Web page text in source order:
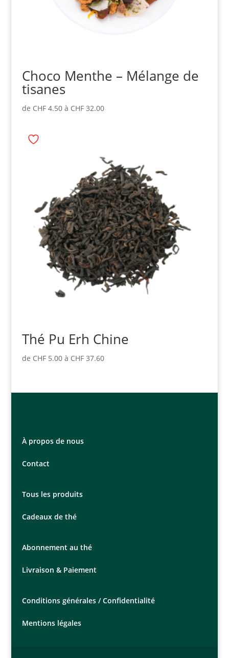
Choco Menthe – Mélange de
tisanes
de CHF4.50à CHF32.00
Thé Pu Erh Chine
de CHF5.00à CHF37.60
À propos de nous
Contact
Tous les produits
Cadeaux de thé
Abonnement au thé
Livraison & Paiement
Conditions générales /Confidentialité
Mentions légales